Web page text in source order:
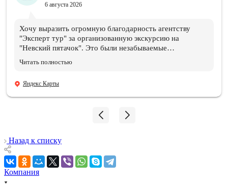
6 августа 2026
Хочу выразить огромную благодарность агентству
"Эксперт тур" за организованную экскурсию на
"Невский пятачок". Это были незабываемые
впечатления, и память, которые останутся навсегда.
Мой сын знает теперь, где совершил подвиг и погиб его
Читать полностью
Яндекс Карты
Назад к списку
Компания